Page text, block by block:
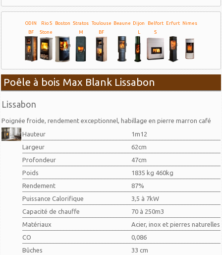
ODIN
BF
Rio S
Stone
Boston Stratos
M
Toulouse
BF
Beaune Dijon
L
Belfort
S
Erfurt Nimes
Poêle à bois Max Blank Lissabon
Lissabon
Poignée froide, rendement exceptionnel, habillage en pierre marron café
Hauteur
1m12
Largeur
62cm
Profondeur
47cm
Poids
1835 kg 460kg
Rendement
87%
Puissance Calorifique
3,5 à 7kW
Capacité de chauffe
70 à 250m3
Matériaux
Acier, inox et pierres naturelles
CO
0,086
Bûches
33 cm